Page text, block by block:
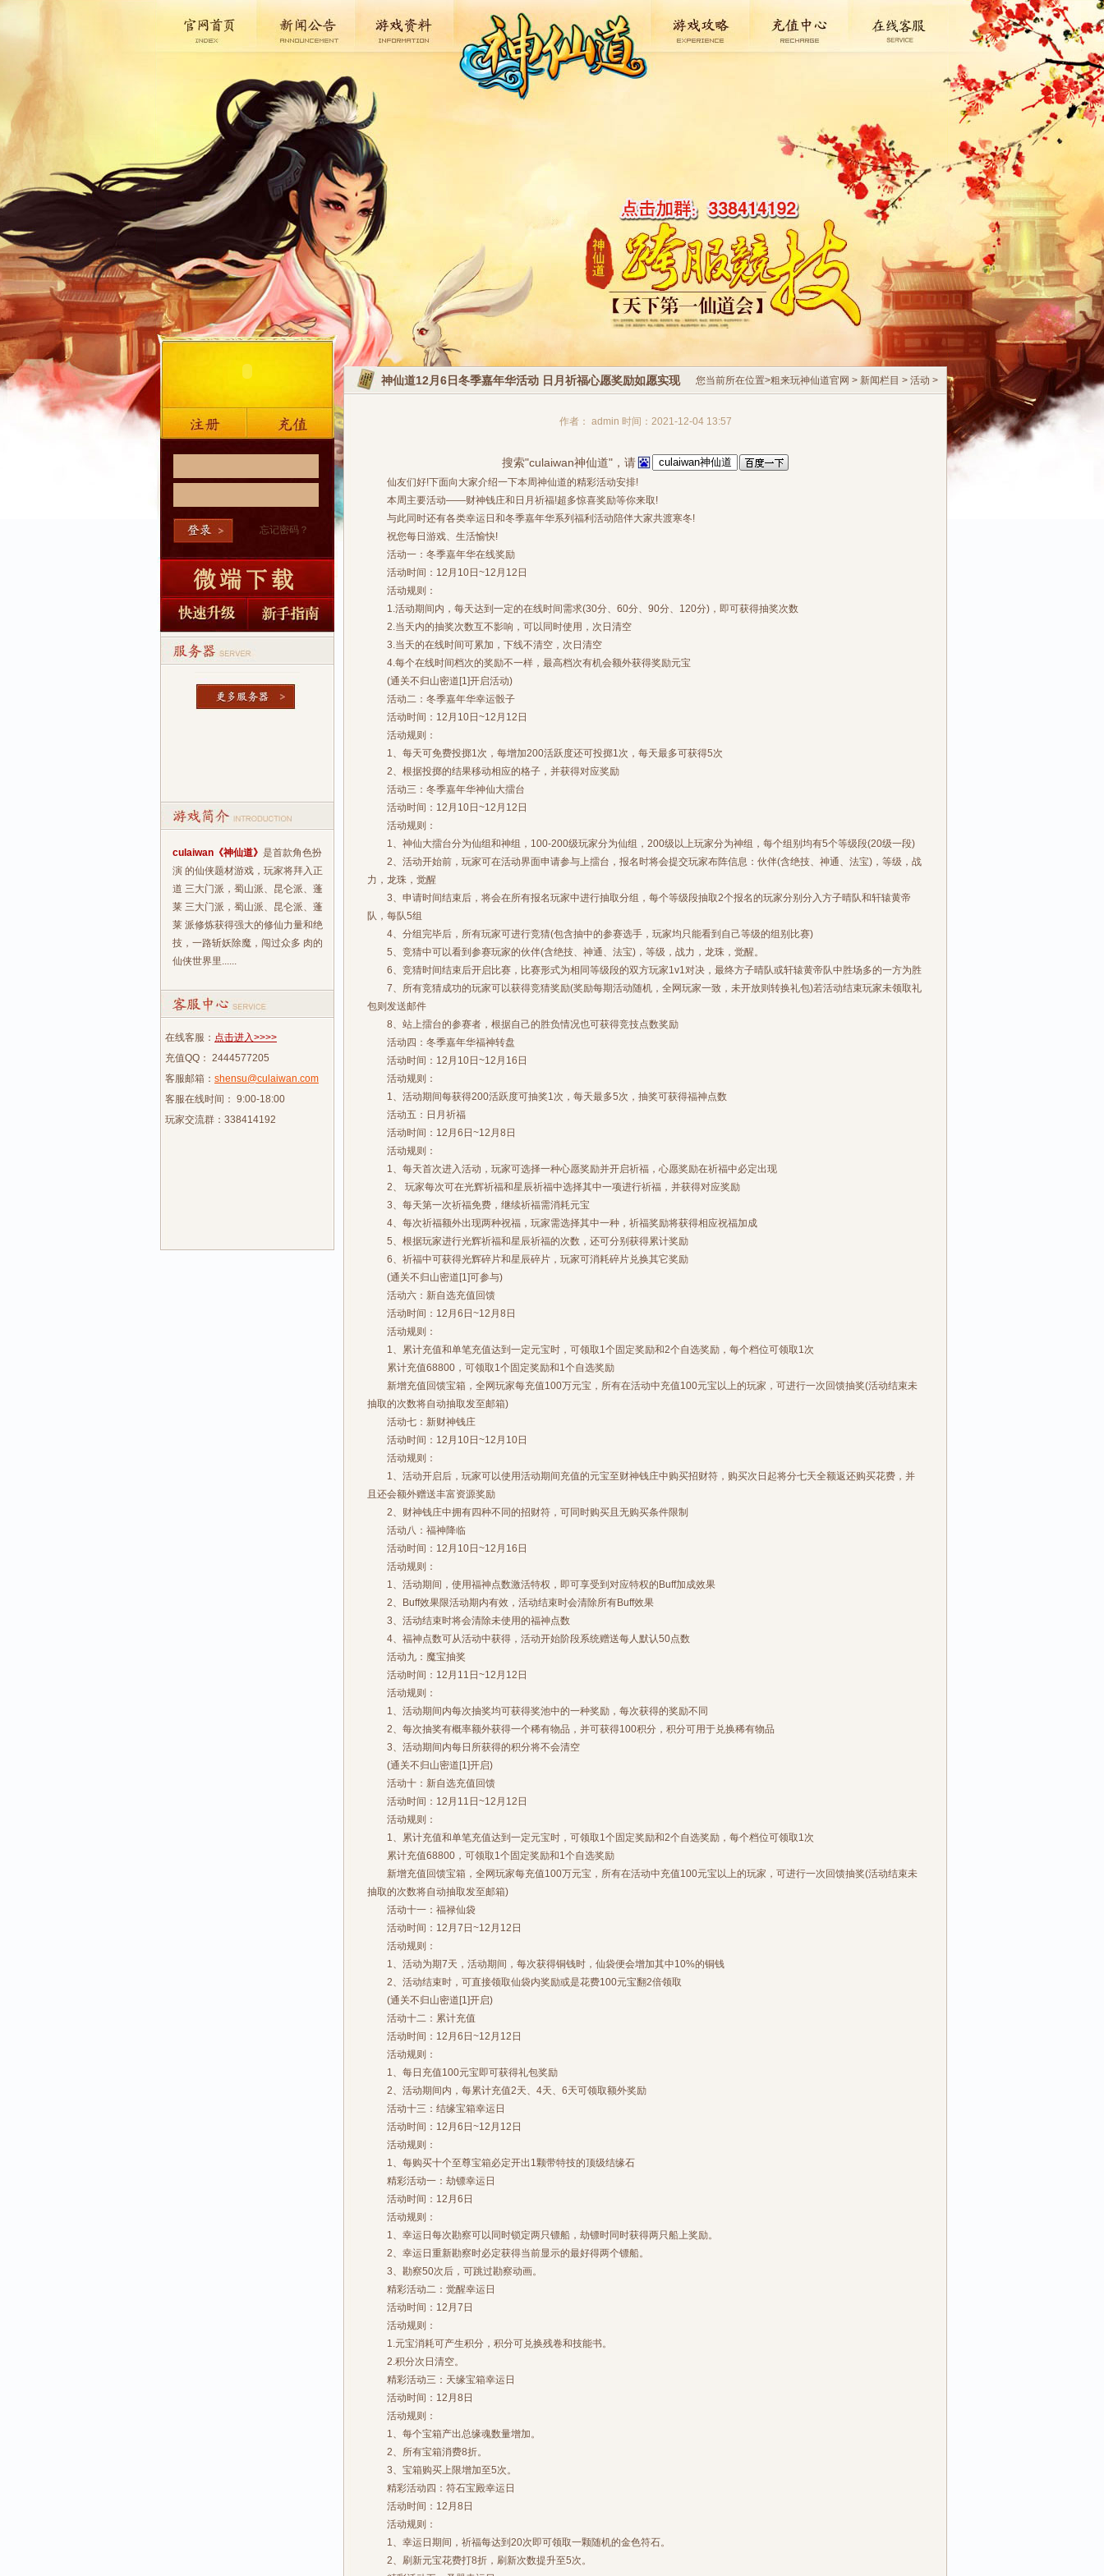
忘记密码？
culaiwan《神仙道》 是首款角色扮
演 的仙侠题材游戏，玩家将拜入正
道 三大门派，蜀山派、昆仑派、蓬
莱 三大门派，蜀山派、昆仑派、蓬
莱 派修炼获得强大的修仙力量和绝
技，一路斩妖除魔，闯过众多 肉的
仙侠世界里......
在线客服： 点击进入>>>>
充值QQ： 2444577205
客服邮箱： shensu@culaiwan.com
客服在线时间： 9:00-18:00
玩家交流群：338414192
您当前所在位置>粗来玩神仙道官网 > 新闻栏目 > 活动 >
神仙道12月6日冬季嘉年华活动 日月祈福心愿奖励如愿实现
作者： admin 时间：2021-12-04 13:57
搜索"culaiwan神仙道"，请
仙友们好!下面向大家介绍一下本周神仙道的精彩活动安排!
本周主要活动——财神钱庄和日月祈福!超多惊喜奖励等你来取!
与此同时还有各类幸运日和冬季嘉年华系列福利活动陪伴大家共渡寒冬!
祝您每日游戏、生活愉快!
活动一：冬季嘉年华在线奖励
活动时间：12月10日~12月12日
活动规则：
1.活动期间内，每天达到一定的在线时间需求(30分、60分、90分、120分)，即可获得抽奖次数
2.当天内的抽奖次数互不影响，可以同时使用，次日清空
3.当天的在线时间可累加，下线不清空，次日清空
4.每个在线时间档次的奖励不一样，最高档次有机会额外获得奖励元宝
(通关不归山密道[1]开启活动)
活动二：冬季嘉年华幸运骰子
活动时间：12月10日~12月12日
活动规则：
1、每天可免费投掷1次，每增加200活跃度还可投掷1次，每天最多可获得5次
2、根据投掷的结果移动相应的格子，并获得对应奖励
活动三：冬季嘉年华神仙大擂台
活动时间：12月10日~12月12日
活动规则：
1、神仙大擂台分为仙组和神组，100-200级玩家分为仙组，200级以上玩家分为神组，每个组别均有5个等级段(20级一段)
2、活动开始前，玩家可在活动界面申请参与上擂台，报名时将会提交玩家布阵信息：伙伴(含绝技、神通、法宝)，等级，战
力，龙珠，觉醒
3、申请时间结束后，将会在所有报名玩家中进行抽取分组，每个等级段抽取2个报名的玩家分别分入方子晴队和轩辕黄帝
队，每队5组
4、分组完毕后，所有玩家可进行竞猜(包含抽中的参赛选手，玩家均只能看到自己等级的组别比赛)
5、竞猜中可以看到参赛玩家的伙伴(含绝技、神通、法宝)，等级，战力，龙珠，觉醒。
6、竞猜时间结束后开启比赛，比赛形式为相同等级段的双方玩家1v1对决，最终方子晴队或轩辕黄帝队中胜场多的一方为胜
7、所有竞猜成功的玩家可以获得竞猜奖励(奖励每期活动随机，全网玩家一致，未开放则转换礼包)若活动结束玩家未领取礼
包则发送邮件
8、站上擂台的参赛者，根据自己的胜负情况也可获得竞技点数奖励
活动四：冬季嘉年华福神转盘
活动时间：12月10日~12月16日
活动规则：
1、活动期间每获得200活跃度可抽奖1次，每天最多5次，抽奖可获得福神点数
活动五：日月祈福
活动时间：12月6日~12月8日
活动规则：
1、每天首次进入活动，玩家可选择一种心愿奖励并开启祈福，心愿奖励在祈福中必定出现
2、 玩家每次可在光辉祈福和星辰祈福中选择其中一项进行祈福，并获得对应奖励
3、每天第一次祈福免费，继续祈福需消耗元宝
4、每次祈福额外出现两种祝福，玩家需选择其中一种，祈福奖励将获得相应祝福加成
5、根据玩家进行光辉祈福和星辰祈福的次数，还可分别获得累计奖励
6、祈福中可获得光辉碎片和星辰碎片，玩家可消耗碎片兑换其它奖励
(通关不归山密道[1]可参与)
活动六：新自选充值回馈
活动时间：12月6日~12月8日
活动规则：
1、累计充值和单笔充值达到一定元宝时，可领取1个固定奖励和2个自选奖励，每个档位可领取1次
累计充值68800，可领取1个固定奖励和1个自选奖励
新增充值回馈宝箱，全网玩家每充值100万元宝，所有在活动中充值100元宝以上的玩家，可进行一次回馈抽奖(活动结束未
抽取的次数将自动抽取发至邮箱)
活动七：新财神钱庄
活动时间：12月10日~12月10日
活动规则：
1、活动开启后，玩家可以使用活动期间充值的元宝至财神钱庄中购买招财符，购买次日起将分七天全额返还购买花费，并
且还会额外赠送丰富资源奖励
2、财神钱庄中拥有四种不同的招财符，可同时购买且无购买条件限制
活动八：福神降临
活动时间：12月10日~12月16日
活动规则：
1、活动期间，使用福神点数激活特权，即可享受到对应特权的Buff加成效果
2、Buff效果限活动期内有效，活动结束时会清除所有Buff效果
3、活动结束时将会清除未使用的福神点数
4、福神点数可从活动中获得，活动开始阶段系统赠送每人默认50点数
活动九：魔宝抽奖
活动时间：12月11日~12月12日
活动规则：
1、活动期间内每次抽奖均可获得奖池中的一种奖励，每次获得的奖励不同
2、每次抽奖有概率额外获得一个稀有物品，并可获得100积分，积分可用于兑换稀有物品
3、活动期间内每日所获得的积分将不会清空
(通关不归山密道[1]开启)
活动十：新自选充值回馈
活动时间：12月11日~12月12日
活动规则：
1、累计充值和单笔充值达到一定元宝时，可领取1个固定奖励和2个自选奖励，每个档位可领取1次
累计充值68800，可领取1个固定奖励和1个自选奖励
新增充值回馈宝箱，全网玩家每充值100万元宝，所有在活动中充值100元宝以上的玩家，可进行一次回馈抽奖(活动结束未
抽取的次数将自动抽取发至邮箱)
活动十一：福禄仙袋
活动时间：12月7日~12月12日
活动规则：
1、活动为期7天，活动期间，每次获得铜钱时，仙袋便会增加其中10%的铜钱
2、活动结束时，可直接领取仙袋内奖励或是花费100元宝翻2倍领取
(通关不归山密道[1]开启)
活动十二：累计充值
活动时间：12月6日~12月12日
活动规则：
1、每日充值100元宝即可获得礼包奖励
2、活动期间内，每累计充值2天、4天、6天可领取额外奖励
活动十三：结缘宝箱幸运日
活动时间：12月6日~12月12日
活动规则：
1、每购买十个至尊宝箱必定开出1颗带特技的顶级结缘石
精彩活动一：劫镖幸运日
活动时间：12月6日
活动规则：
1、幸运日每次勘察可以同时锁定两只镖船，劫镖时同时获得两只船上奖励。
2、幸运日重新勘察时必定获得当前显示的最好得两个镖船。
3、勘察50次后，可跳过勘察动画。
精彩活动二：觉醒幸运日
活动时间：12月7日
活动规则：
1.元宝消耗可产生积分，积分可兑换残卷和技能书。
2.积分次日清空。
精彩活动三：天缘宝箱幸运日
活动时间：12月8日
活动规则：
1、每个宝箱产出总缘魂数量增加。
2、所有宝箱消费8折。
3、宝箱购买上限增加至5次。
精彩活动四：符石宝殿幸运日
活动时间：12月8日
活动规则：
1、幸运日期间，祈福每达到20次即可领取一颗随机的金色符石。
2、刷新元宝花费打8折，刷新次数提升至5次。